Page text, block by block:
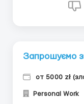
Германии,
Запрошуємо
от 5000 zł
Personal Work